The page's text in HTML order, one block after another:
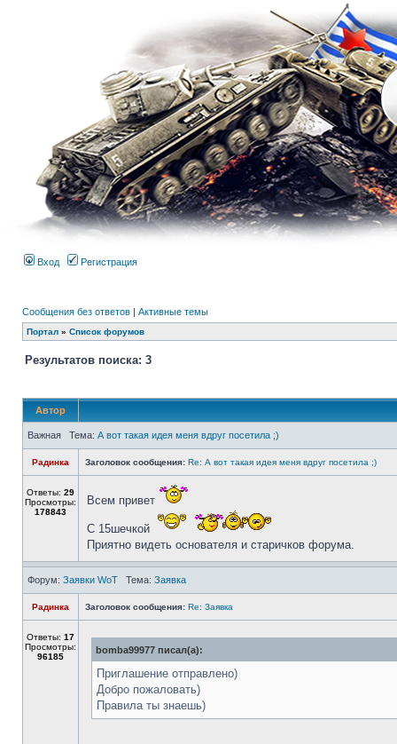
Вход Регистрация
Сообщения без ответов | Активные темы
Портал » Список форумов
Результатов поиска: 3
Автор
Важная Тема: А вот такая идея меня вдруг посетила ;)
Радинка Заголовок сообщения: Re: А вот такая идея меня вдруг посетила ;)
Ответы: 29
Просмотры:
178843
Всем привет
С 15шечкой
Приятно видеть основателя и старичков форума.
Форум: Заявки WoT Тема: Заявка
Радинка Заголовок сообщения: Re: Заявка
Ответы: 17
Просмотры:
96185
bomba99977 писал(а):
Приглашение отправлено)
Добро пожаловать)
Правила ты знаешь)